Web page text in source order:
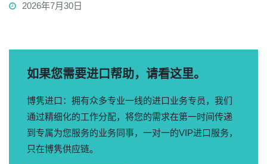
2026年7月30日
如果您需要进口帮助，请看这里。
博隽进口：拥有众多专业一线的进口业务专员，我们
通过精细化的工作分配，将您的需求在第一时间传递
到专属为您服务的业务同事，一对一的VIP进口服务，
只在博隽供应链。